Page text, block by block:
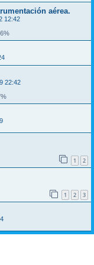
aérea.
12:42
22:42
1 2
1 2 3